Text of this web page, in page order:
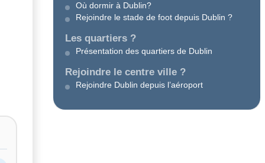
Où dormir à Dublin?
Rejoindre le stade de foot depuis Dublin ?
Les quartiers ?
Présentation des quartiers de Dublin
Rejoindre le centre ville ?
Rejoindre Dublin depuis l’aéroport